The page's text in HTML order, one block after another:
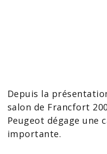
Depuis la
salon de Francfort
Peugeot dégage une
importante.